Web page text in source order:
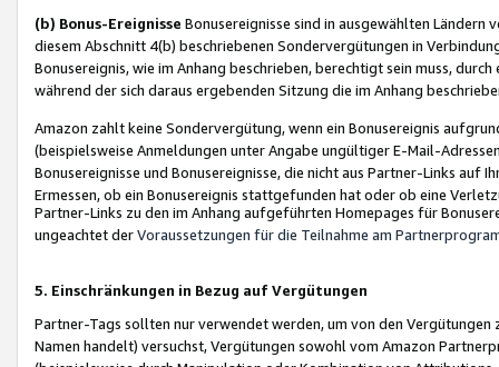
(b) Bonus-Ereignisse Bonusereignisse sind in ausgewählten Ländern
diesem Abschnitt 4(b) beschriebenen Sondervergütungen in
Bonusereignis, wie im Anhang beschrieben, berechtigt sein muss,
während der sich daraus ergebenden Sitzung die im Anhang
Amazon zahlt keine Sondervergütung, wenn ein Bonusereignis
(beispielsweise Anmeldungen unter Angabe ungültiger E-Mail-
Bonusereignisse und Bonusereignisse, die nicht aus Partner-Links auf
Ermessen, ob ein Bonusereignis stattgefunden hat oder ob eine
Partner-Links zu den im Anhang aufgeführten Homepages für
ungeachtet derVoraussetzungen für die Teilnahme am
5. Einschränkungen in Bezug auf Vergütungen
Partner-Tags sollten nur verwendet werden, um von den
Namen handelt) versuchst, Vergütungen sowohl vom Amazon